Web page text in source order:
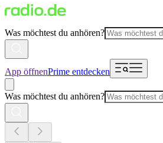
Was möchtest du anhören?
App öffnenPrime entdecken
Was möchtest du anhören?